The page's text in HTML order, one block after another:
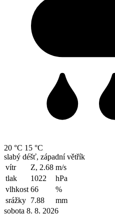
20 °C 15 °C
slabý déšť, západní větřík
vítr
Z, 2.68 m/s
tlak
1022
hPa
vlhkost 66
%
srážky 7.88
mm
sobota 8. 8. 2026